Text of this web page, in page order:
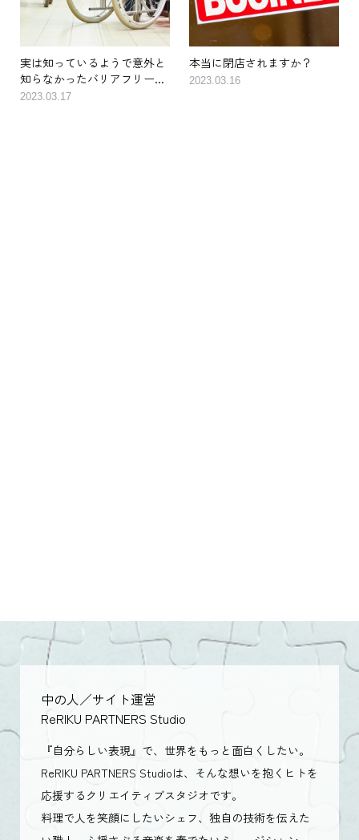
実は知っているようで意外と
知らなかったバリアフリー...
本当に閉店されますか？
中の人／サイト運営
ReRIKU PARTNERS Studio
『自分らしい表現』で、世界をもっと面白くしたい。
ReRIKU PARTNERS Studioは、そんな想いを抱くヒトを
応援するクリエイティブスタジオです。
料理で人を笑顔にしたいシェフ、独自の技術を伝えた